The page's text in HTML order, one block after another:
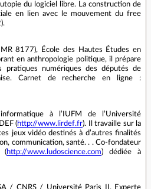
du logiciel libre. La construction de
en lien avec le mouvement du free
8177), École des Hautes Études en
en anthropologie politique, il prépare
pratiques numériques des députés de
Carnet de recherche en ligne :
à l’IUFM de l’Université
(http://www.lirdef.fr). Il travaille sur la
jeux vidéo destinés à d’autres finalités
communication, santé. . . Co-fondateur
(http://www.ludoscience.com) dédiée à
/ CNRS / Université Paris II. Experte